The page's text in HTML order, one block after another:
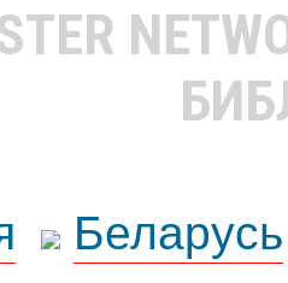
Беларусь